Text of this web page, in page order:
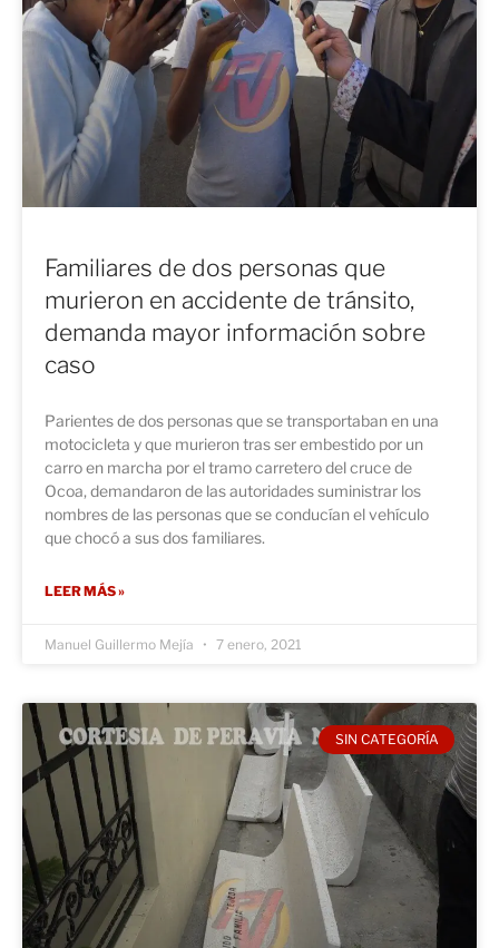
Familiares de dos personas que
murieron en accidente de tránsito,
demanda mayor información sobre
caso
Parientes de dos personas que se transportaban en una
motocicleta y que murieron tras ser embestido por un
carro en marcha por el tramo carretero del cruce de
Ocoa, demandaron de las autoridades suministrar los
nombres de las personas que se conducían el vehículo
que chocó a sus dos familiares.
LEER MÁS »
Manuel Guillermo Mejía 7 enero, 2021
SIN CATEGORÍA